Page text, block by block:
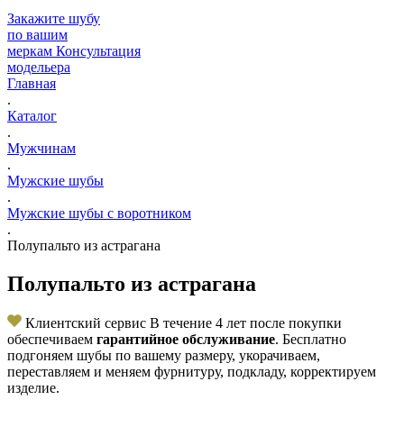
Закажите шубу
по вашим
меркам Консультация
модельера
Главная
.
Каталог
.
Мужчинам
.
Мужские шубы
.
Мужские шубы с воротником
.
Полупальто из астрагана
Полупальто из астрагана
Клиентский сервис В течение 4 лет после покупки
обеспечиваем гарантийное обслуживание. Бесплатно
подгоняем шубы по вашему размеру, укорачиваем,
переставляем и меняем фурнитуру, подкладу, корректируем
изделие.